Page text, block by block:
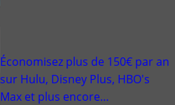
Économisez plus de 150€ par an
sur Hulu, Disney Plus, HBO's
Max et plus encore…